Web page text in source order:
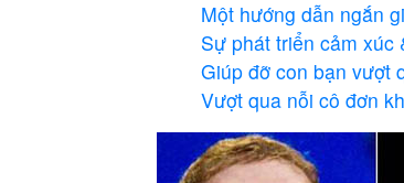
Một hướng dẫn ngắn
Sự phát triển cảm xúc
Giúp đỡ con bạn vượt
Vượt qua nỗi cô đơn